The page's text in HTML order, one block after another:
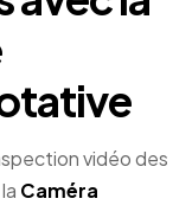
vidéo des
Caméra